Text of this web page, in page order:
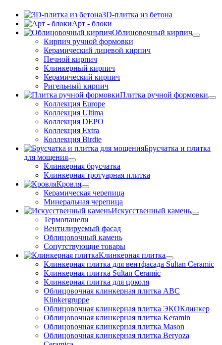
3D-плитка из бетона
Арт - блоки
Облицовочный кирпич
Кирпич ручной формовки
Керамический лицевой кирпич
Печной кирпич
Клинкерный кирпич
Керамический кирпич
Ригельный кирпич
Плитка ручной формовки
Коллекция Europe
Коллекция Ultima
Коллекция DEPO
Коллекция Extra
Коллекция Birdie
Брусчатка и плитка
для мощения
Клинкерная брусчатка
Клинкерная тротуарная плитка
Кровля
Керамическая черепица
Минеральная черепица
Искусственный камень
Термопанели
Вентилируемый фасад
Облицовочный камень
Сопутствующие товары
Клинкерная плитка
Клинкерная плитка для вентфасада Sultan Ceramic
Клинкерная плитка Sultan Ceramic
Клинкерная плитка для цоколя
Облицовочная клинкерная плитка ABC
Klinkergruppe
Облицовочная клинкерная плитка ЭКОКлинкер
Облицовочная клинкерная плитка Keramin
Облицовочная клинкерная плитка Mason
Облицовочная клинкерная плитка Beryoza